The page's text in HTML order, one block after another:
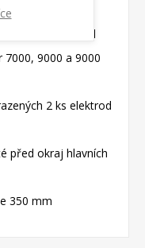
20/TI, Digital
9000 a 9000
2 ks elektrod
před okraj hlavních
350 mm